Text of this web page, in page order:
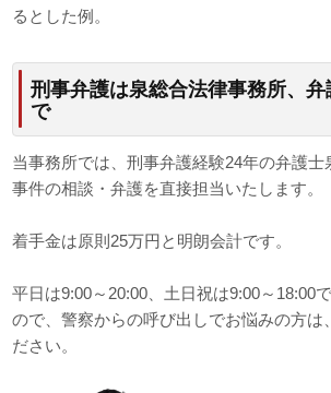
るとした例。
刑事弁護は泉総合法律事務所、弁
で
当事務所では、刑事弁護経験24年の弁護
事件の相談・弁護を直接担当いたします。
着手金は原則25万円と明朗会計です。
平日は9:00～20:00、土日祝は9:00～18:00
ので、警察からの呼び出しでお悩みの方は
ださい。